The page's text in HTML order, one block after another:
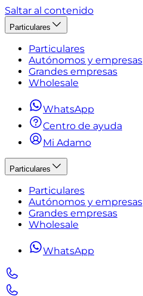
Saltar al contenido
Particulares
Particulares
Autónomos y empresas
Grandes empresas
Wholesale
WhatsApp
Centro de ayuda
Mi Adamo
Particulares
Particulares
Autónomos y empresas
Grandes empresas
Wholesale
WhatsApp